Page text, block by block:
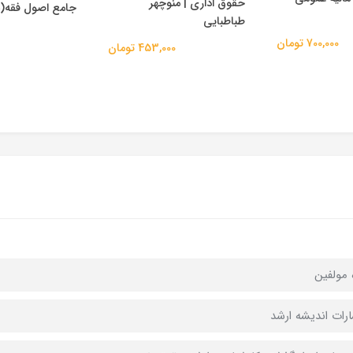
700,000 تومان
طباطبایی
453,000 تومان
جامع اصول
مولفین
اندیشه ارشد